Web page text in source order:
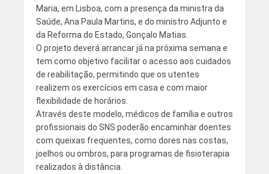
Maria, em Lisboa, com a presença da ministra da
Saúde, Ana Paula Martins, e do ministro Adjunto e
da Reforma do Estado, Gonçalo Matias.
O projeto deverá arrancar já na próxima semana e
tem como objetivo facilitar o acesso aos cuidados
de reabilitação, permitindo que os utentes
realizem os exercícios em casa e com maior
flexibilidade de horários.
Através deste modelo, médicos de família e outros
profissionais do SNS poderão encaminhar doentes
com queixas frequentes, como dores nas costas,
joelhos ou ombros, para programas de fisioterapia
realizados à distância.